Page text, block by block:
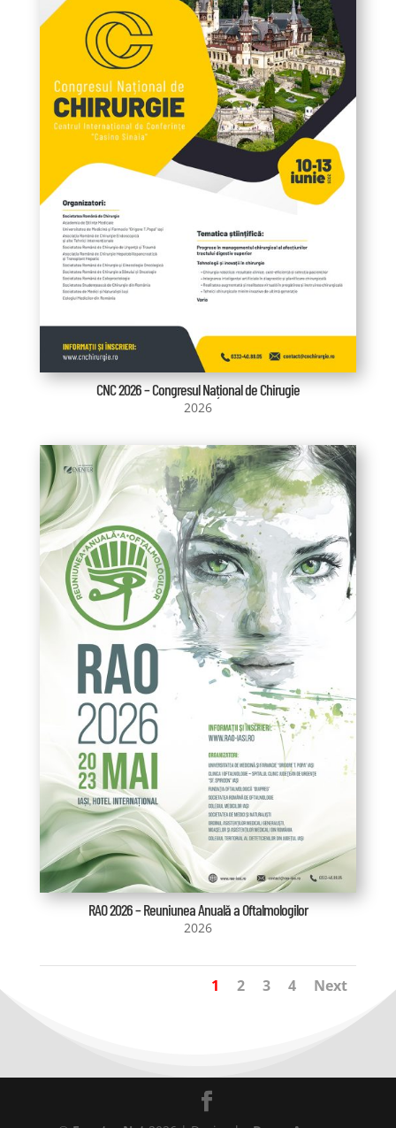
CNC 2026 – Congresul Național de Chirugie
2026
RAO 2026 – Reuniunea Anuală a Oftalmologilor
2026
1 2 3 4 Next